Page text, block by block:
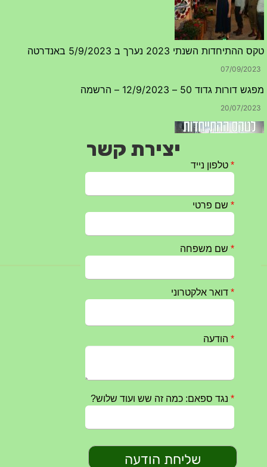
07/09/2023
מפגש דורות גדוד 50 – 12/9/2023 – הרשמה
20/07/2023
טקס ההתיחדות עם החללים לשנת 2025 – 10 יוני 2025
מופע הגבעטרון ב 10.10.2024 נדחה בשל המצב הבטחוני
חרבות ברזל – הודעה 1 – 14.10.2023
יצירת קשר